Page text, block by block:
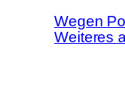
Wegen
Weiteres